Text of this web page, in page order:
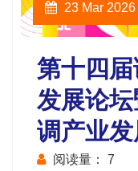
23 Mar 2026
第十四
发展论坛
调产业
阅读量： 7